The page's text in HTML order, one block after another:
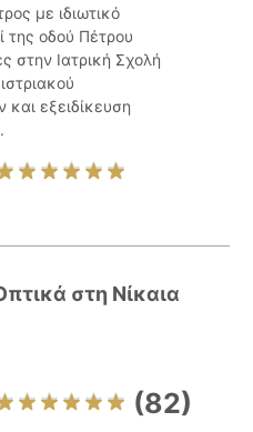
με ιδιωτικό
της οδού Πέτρου
στην Ιατρική Σχολή
εξειδίκευση
στη Νίκαια
(82)